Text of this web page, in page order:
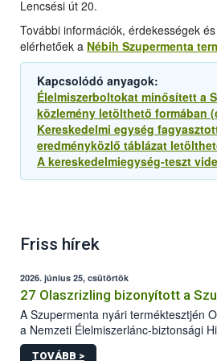
Lencsési út 20.
További információk, érdekességek
elérhetőek a Nébih Szupermenta
Kapcsolódó anyagok:
Élelmiszerboltokat minősített a
közlemény letölthető formában
Kereskedelmi egység
eredményközlő táblázat
A kereskedelmiegység-teszt
Friss hírek
2026. június 25, csütörtök
27 Olaszrizling bizonyított a
A Szupermenta nyári terméktesztjén
a Nemzeti Élelmiszerlánc-biztonsági
szakemberei. Összesen 27 bor került
TOVÁBB >